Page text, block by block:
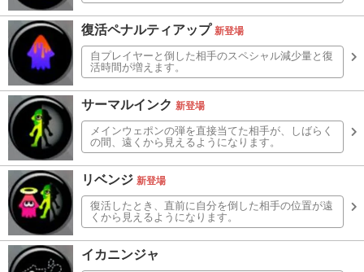
復活ペナルティアップ 新登場
自プレイヤーと倒した相手のスペシャル減少量と復
活時間が増えます。
サーマルインク 新登場
メインウェポンの弾を直接当てた相手が、しばらく
の間、遠くから見えるようになります。
リベンジ 新登場
復活したとき、直前に自分を倒した相手の位置が遠
くから見えるようになります。
イカニンジャ